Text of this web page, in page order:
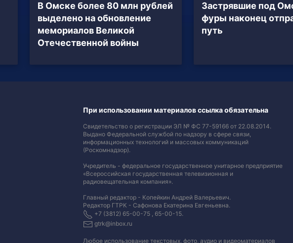
В Омске более 80 млн рублей
выделено на обновление
мемориалов Великой
Отечественной войны
Застрявшие под
фуры наконец
путь
При использовании материалов ссылка обязательна
Свидетельство о регистрации ЭЛ № ФС 77-59166 от 22.08.2014.
Выдано Федеральной службой по надзору в сфере связи,
информационных технологий и массовых коммуникаций
(Роскомнадзор).
Учредитель - федеральное государственное унитарное предприятие
«Всероссийская государственная телевизионная и
радиовещательная компания».
Главный редактор - Копейкин Андрей Валерьевич.
Редактор ГТРК - Сафонова Екатерина Евгеньевна.
+7 (3812) 65-00-75 , 65-00-15.
gtrk@inbox.ru
Любое использование текстовых, фото, аудио и видеоматериалов